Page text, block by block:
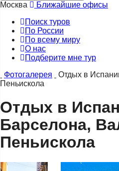
Москва
Ближайшие офисы
Поиск туров
По России
По всему миру
О нас
Подберите мне тур
Фотогалерея
Отдых в
Пеньискола
Отдых в
Барселона,
Пеньискола